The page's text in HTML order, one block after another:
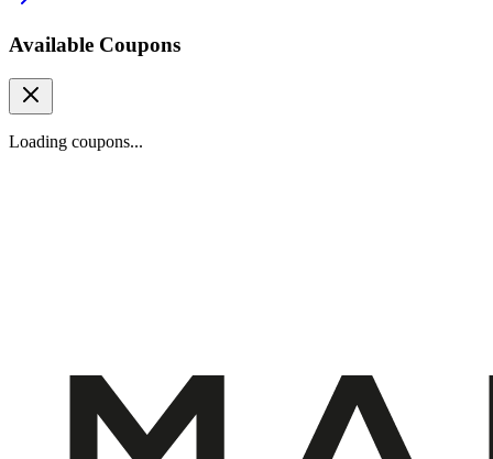
Available Coupons
Loading coupons...